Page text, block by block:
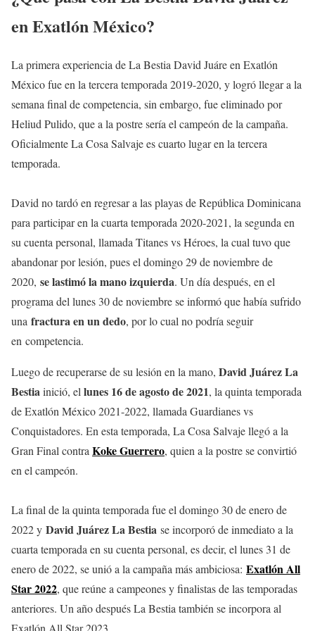
en Exatlón México?
La primera experiencia de La Bestia David Juáre en Exatlón
México fue en la tercera temporada 2019-2020, y logró llegar a la
semana final de competencia, sin embargo, fue eliminado por
Heliud Pulido, que a la postre sería el campeón de la campaña.
Oficialmente La Cosa Salvaje es cuarto lugar en la tercera
temporada.
David no tardó en regresar a las playas de República Dominicana
para participar en la cuarta temporada 2020-2021, la segunda en
su cuenta personal, llamada Titanes vs Héroes, la cual tuvo que
abandonar por lesión, pues el domingo 29 de noviembre de
2020, se lastimó la mano izquierda. Un día después, en el
programa del lunes 30 de noviembre se informó que había sufrido
una fractura en un dedo, por lo cual no podría seguir
en competencia.
Luego de recuperarse de su lesión en la mano, David Juárez La
Bestiainició, el lunes 16 de agosto de 2021, la quinta temporada
de Exatlón México 2021-2022, llamada Guardianes vs
Conquistadores. En esta temporada, La Cosa Salvaje llegó a la
Gran Final contra Koke Guerrero, quien a la postre se convirtió
en el campeón.
La final de la quinta temporada fue el domingo 30 de enero de
2022 y David Juárez La Bestia se incorporó de inmediato a la
cuarta temporada en su cuenta personal, es decir, el lunes 31 de
enero de 2022, se unió a la campaña más ambiciosa: Exatlón All
Star 2022, que reúne a campeones y finalistas de las temporadas
anteriores. Un año después La Bestia también se incorpora al
Exatlón All Star 2023.